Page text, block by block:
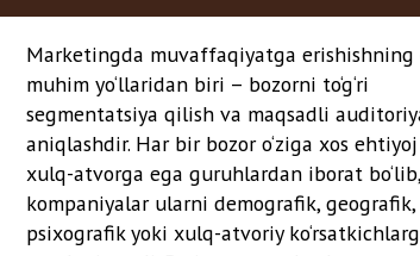
xizmatlarni aniq guruhlarga moslashtirish
imkonini beradi.
Segmentatsiyadan keyin targeting bosqichi
keladi – ya’ni kompaniya eng foydali guruhni
tanlab, marketingni aynan ularga qaratadi.
Undifferentiated marketing hamma mijozlarga
bir xil xabar yuborsa, differentiated marketing